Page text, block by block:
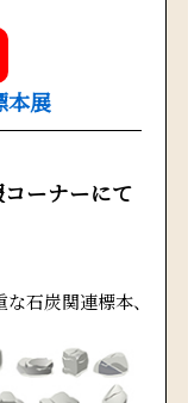
本展
ーナーにて
石炭関連標本、